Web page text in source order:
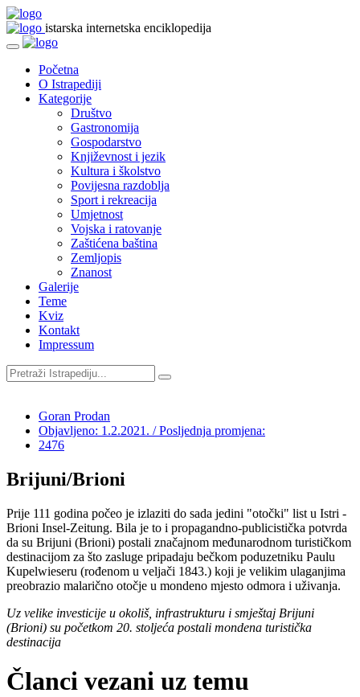
istarska internetska enciklopedija
Početna
O Istrapediji
Kategorije
Društvo
Gastronomija
Gospodarstvo
Književnost i jezik
Kultura i školstvo
Povijesna razdoblja
Sport i rekreacija
Umjetnost
Vojska i ratovanje
Zaštićena baština
Zemljopis
Znanost
Galerije
Teme
Kviz
Kontakt
Impressum
Goran Prodan
Objavljeno: 1.2.2021. / Posljednja promjena:
2476
Brijuni/Brioni
Prije 111 godina počeo je izlaziti do sada jedini "otočki" list u Istri -
Brioni Insel-Zeitung. Bila je to i propagandno-publicistička potvrda
da su Brijuni (Brioni) postali značajnom međunarodnom turističkom
destinacijom za što zasluge pripadaju bečkom poduzetniku Paulu
Kupelwieseru (rođenom u veljači 1843.) koji je velikim ulaganjima
preobrazio malarično otočje u mondeno mjesto odmora i uživanja.
Uz velike investicije u okoliš, infrastrukturu i smještaj Brijuni
(Brioni) su početkom 20. stoljeća postali mondena turistička
destinacija
Članci vezani uz temu